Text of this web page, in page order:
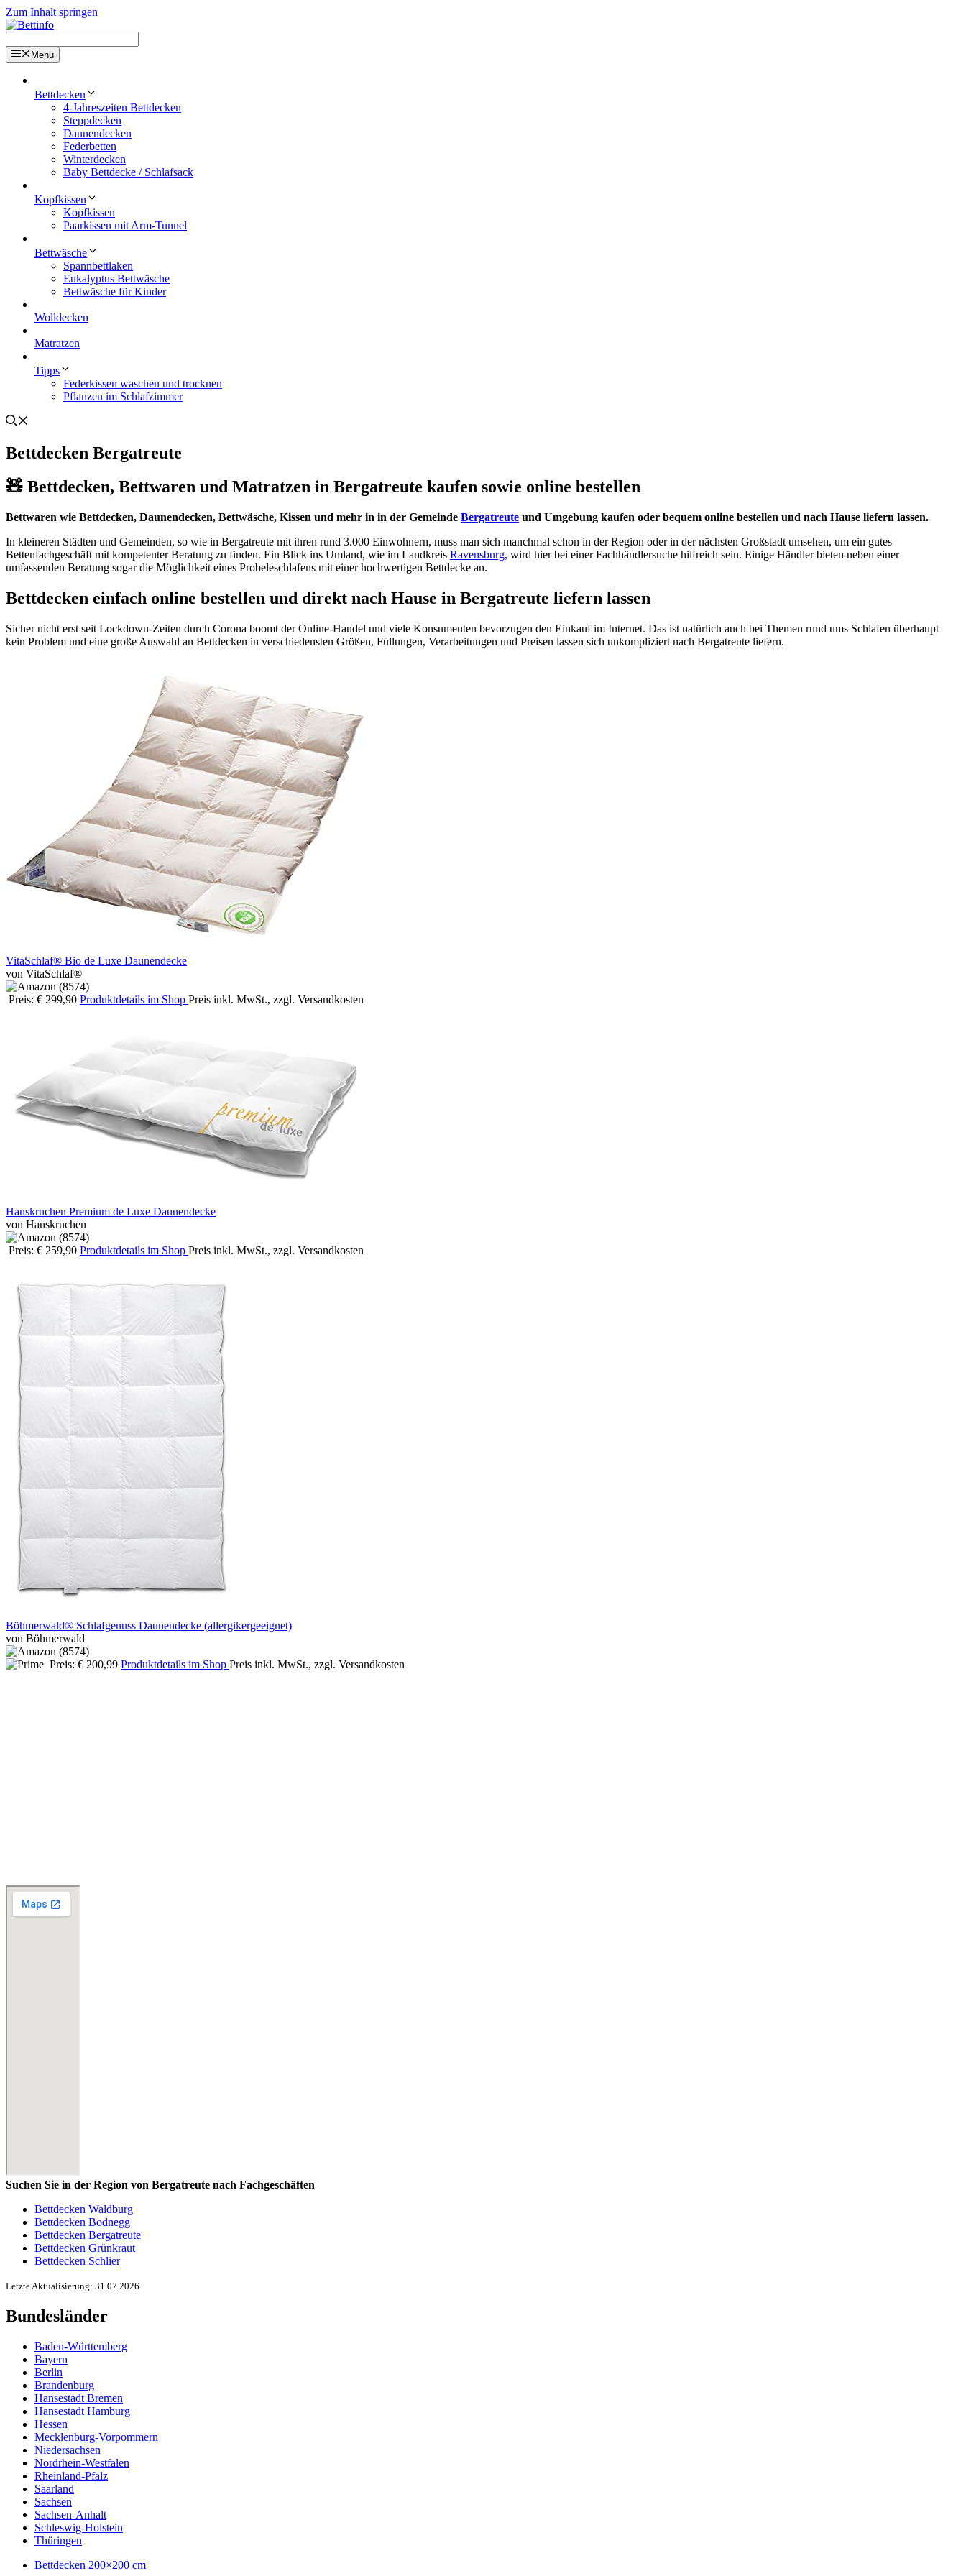
Zum Inhalt springen
Menü
Bettdecken
4-Jahreszeiten Bettdecken
Steppdecken
Daunendecken
Federbetten
Winterdecken
Baby Bettdecke / Schlafsack
Kopfkissen
Kopfkissen
Paarkissen mit Arm-Tunnel
Bettwäsche
Spannbettlaken
Eukalyptus Bettwäsche
Bettwäsche für Kinder
Wolldecken
Matratzen
Tipps
Federkissen waschen und trocknen
Pflanzen im Schlafzimmer
Bettdecken Bergatreute
🧸 Bettdecken, Bettwaren und Matratzen in Bergatreute kaufen sowie online bestellen
Bettwaren wie Bettdecken, Daunendecken, Bettwäsche, Kissen und mehr in in der Gemeinde Bergatreute und Umgebung kaufen oder bequem online bestellen und nach Hause liefern lassen.
In kleineren Städten und Gemeinden, so wie in Bergatreute mit ihren rund 3.000 Einwohnern, muss man sich manchmal schon in der Region oder in der nächsten Großstadt umsehen, um ein gutes
Bettenfachgeschäft mit kompetenter Beratung zu finden. Ein Blick ins Umland, wie im Landkreis Ravensburg, wird hier bei einer Fachhändlersuche hilfreich sein. Einige Händler bieten neben einer
umfassenden Beratung sogar die Möglichkeit eines Probeleschlafens mit einer hochwertigen Bettdecke an.
Bettdecken einfach online bestellen und direkt nach Hause in Bergatreute liefern lassen
Sicher nicht erst seit Lockdown-Zeiten durch Corona boomt der Online-Handel und viele Konsumenten bevorzugen den Einkauf im Internet. Das ist natürlich auch bei Themen rund ums Schlafen überhaupt
kein Problem und eine große Auswahl an Bettdecken in verschiedensten Größen, Füllungen, Verarbeitungen und Preisen lassen sich unkompliziert nach Bergatreute liefern.
VitaSchlaf® Bio de Luxe Daunendecke
von VitaSchlaf®
Preis: € 299,90 Produktdetails im Shop Preis inkl. MwSt., zzgl. Versandkosten
Hanskruchen Premium de Luxe Daunendecke
von Hanskruchen
Preis: € 259,90 Produktdetails im Shop Preis inkl. MwSt., zzgl. Versandkosten
Böhmerwald® Schlafgenuss Daunendecke (allergikergeeignet)
von Böhmerwald
Preis: € 200,99 Produktdetails im Shop Preis inkl. MwSt., zzgl. Versandkosten
Suchen Sie in der Region von Bergatreute nach Fachgeschäften
Bettdecken Waldburg
Bettdecken Bodnegg
Bettdecken Bergatreute
Bettdecken Grünkraut
Bettdecken Schlier
Letzte Aktualisierung: 31.07.2026
Bundesländer
Baden-Württemberg
Bayern
Berlin
Brandenburg
Hansestadt Bremen
Hansestadt Hamburg
Hessen
Mecklenburg-Vorpommern
Niedersachsen
Nordrhein-Westfalen
Rheinland-Pfalz
Saarland
Sachsen
Sachsen-Anhalt
Schleswig-Holstein
Thüringen
Bettdecken 200×200 cm